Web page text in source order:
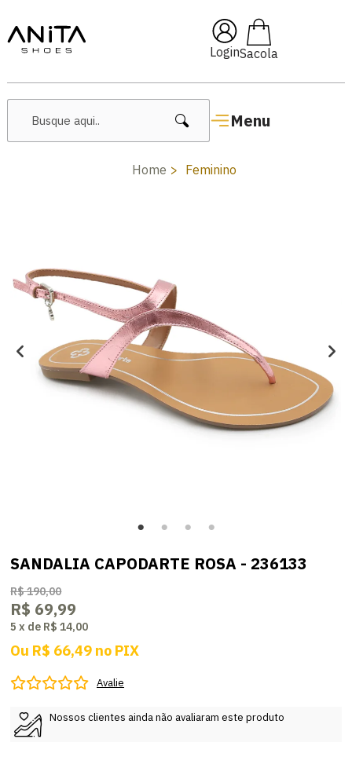
Login
Menu
🔥 Lançamentos Femininos
Home Feminino
SANDALIA CAPODARTE ROSA - 236133
R$ 190,00
R$ 69,99
5 x de R$ 14,00
Ou R$ 66,49 no PIX
Avalie
Nossos clientes ainda não avaliaram este produto